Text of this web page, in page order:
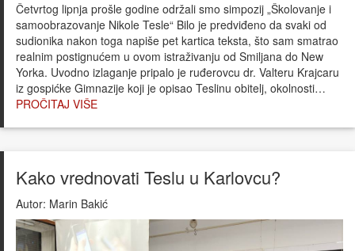
Četvrtog lipnja prošle godine održali smo simpozij „Školovanje i
samoobrazovanje Nikole Tesle“ Bilo je predviđeno da svaki od
sudionika nakon toga napiše pet kartica teksta, što sam smatrao
realnim postignućem u ovom istraživanju od Smiljana do New
Yorka. Uvodno izlaganje pripalo je ruđerovcu dr. Valteru Krajcaru
iz gospićke Gimnazije koji je opisao Teslinu obitelj, okolnosti…
PROČITAJ VIŠE
Kako vrednovati Teslu u Karlovcu?
Autor: Marin Bakić